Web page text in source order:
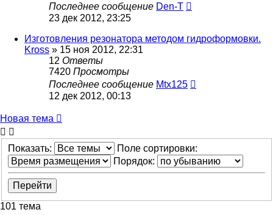
Последнее сообщение Den-T
23 дек 2012, 23:25
Изготовления резонатора методом гидроформовки.
Kross » 15 ноя 2012, 22:31
12 Ответы
7420 Просмотры
Последнее сообщение Mtx125
12 дек 2012, 00:13
Новая тема
Показать:
Поле сортировки:
Порядок:
101 тема